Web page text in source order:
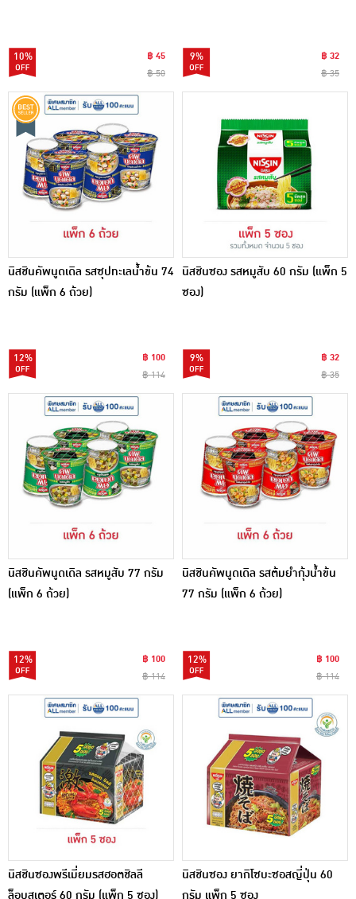
10%
฿ 45
฿ 50
9%
฿ 32
฿ 35
นิสชินคัพนูดเดิล รสซุปทะเลน้ำข้น 74
กรัม (แพ็ก 6 ถ้วย)
12%
฿ 100
฿ 114
นิสชินซอง รสหมูสับ 60 กรัม (แพ็ก 5
ซอง)
9%
฿ 32
฿ 35
นิสชินคัพนูดเดิล รสหมูสับ 77 กรัม
(แพ็ก 6 ถ้วย)
12%
฿ 100
฿ 114
นิสชินคัพนูดเดิล รสต้มยำกุ้งน้ำข้น
77 กรัม (แพ็ก 6 ถ้วย)
12%
฿ 100
฿ 114
นิสชินซองพรีเมี่ยมรสฮอตชิลลี
ล็อบสเตอร์ 60 กรัม (แพ็ก 5 ซอง)
นิสชินซอง ยากิโซบะซอสญี่ปุ่น 60
กรัม แพ็ก 5 ซอง